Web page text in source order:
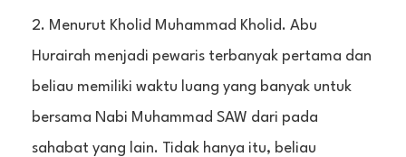
Menurut Kholid Muhammad Kholid. Abu
Hurairah menjadi pewaris terbanyak pertama dan
beliau memiliki waktu luang yang banyak untuk
bersama Nabi Muhammad SAW dari pada
sahabat yang lain. Tidak hanya itu, beliau